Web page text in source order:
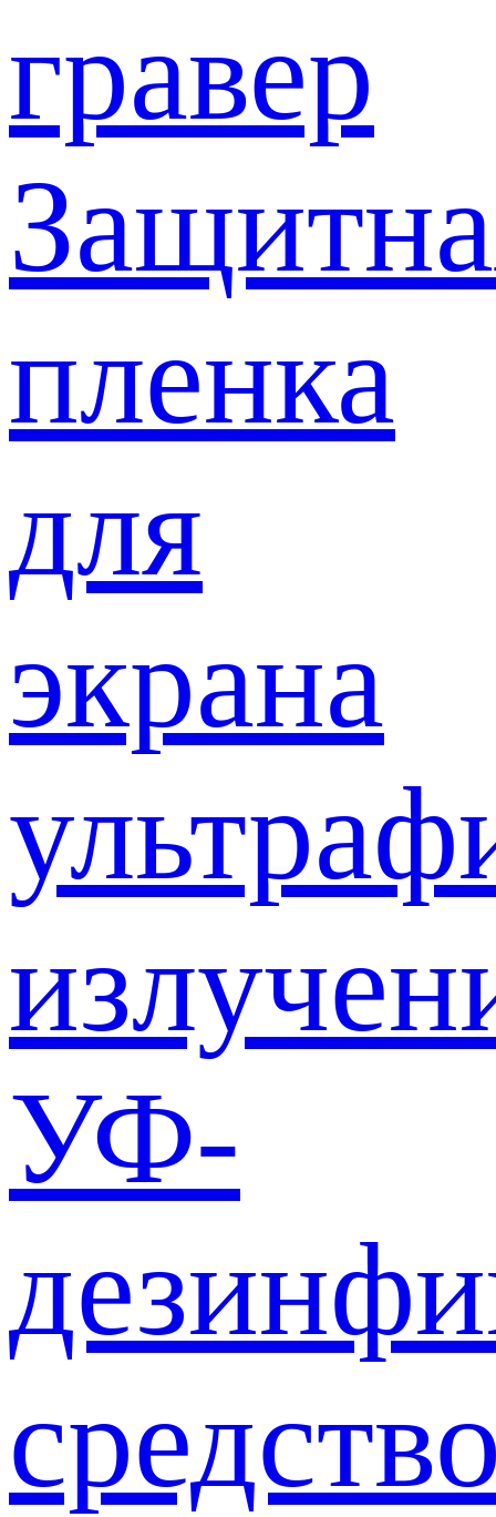
гравер
пленка
для
экрана
УФ-